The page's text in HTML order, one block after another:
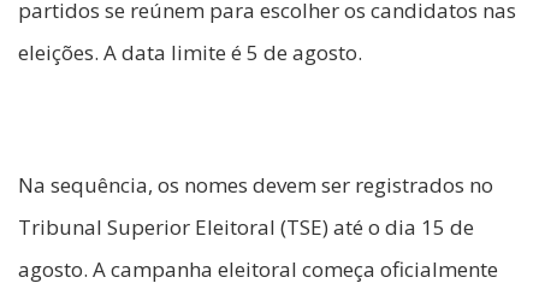
partidos se reúnem para escolher os candidatos nas
eleições. A data limite é 5 de agosto.
Na sequência, os nomes devem ser registrados no
Tribunal Superior Eleitoral (TSE) até o dia 15 de
agosto. A campanha eleitoral começa oficialmente